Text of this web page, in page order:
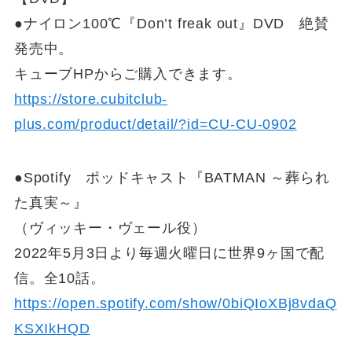
●ナイロン100℃『Don’t freak out』DVD 絶賛
発売中。
キューブHPからご購入できます。
https://store.cubitclub-
plus.com/product/detail/?id=CU-CU-0902
●Spotify ポッドキャスト『BATMAN ～葬られ
た真実～』
（ヴィッキー・ヴェール役）
2022年5月3日より毎週火曜日に世界9ヶ国で配
信。全10話。
https://open.spotify.com/show/0biQIoXBj8vdaQ
KSXIkHQD